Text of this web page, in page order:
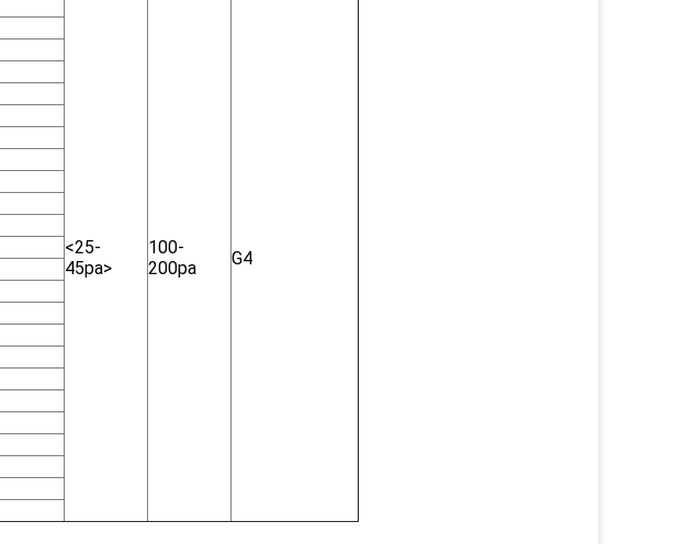
<25-
45pa>
100-
200pa
G4